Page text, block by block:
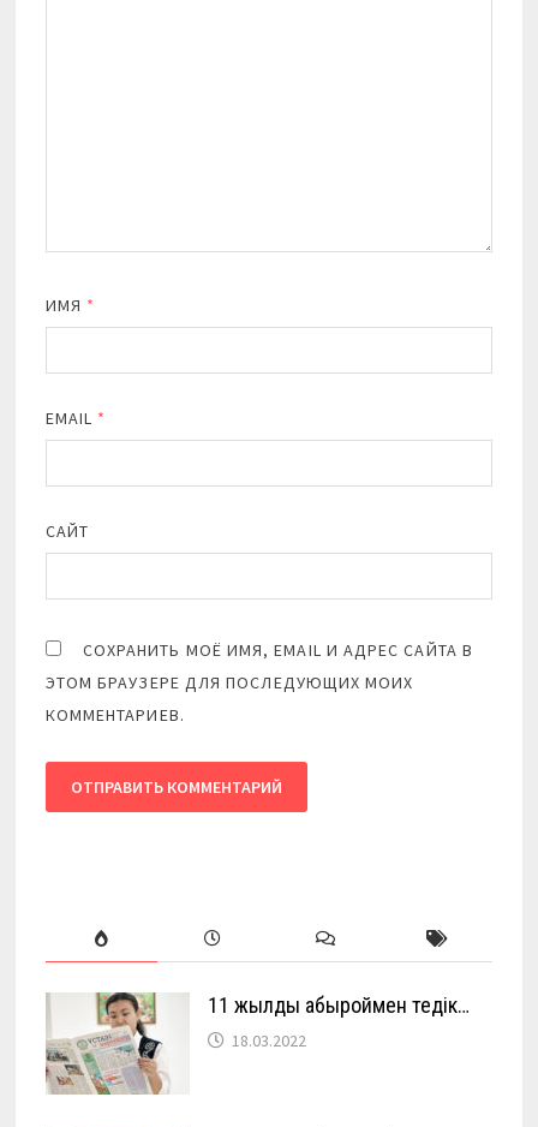
ИМЯ *
EMAIL *
САЙТ
СОХРАНИТЬ МОЁ ИМЯ, EMAIL И АДРЕС САЙТА В
ЭТОМ БРАУЗЕРЕ ДЛЯ ПОСЛЕДУЮЩИХ МОИХ
КОММЕНТАРИЕВ.
11 жылды абыроймен өтедік…
18.03.2022